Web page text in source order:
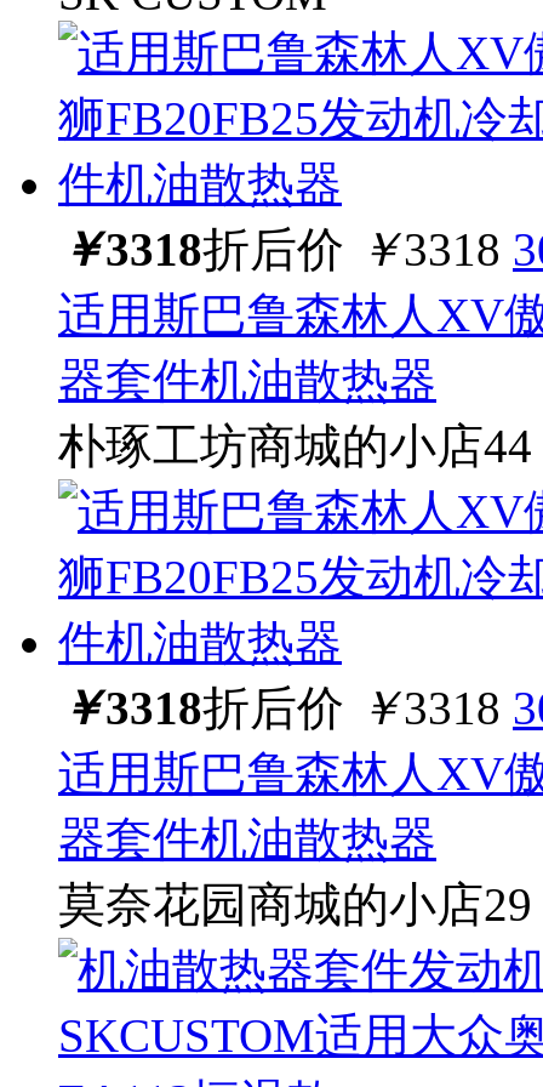
￥3318折后价 ￥3318
适用斯巴鲁森林人XV
器套件机油散热器
朴琢工坊商城的小店44
￥3318折后价 ￥3318
适用斯巴鲁森林人XV
器套件机油散热器
莫奈花园商城的小店29